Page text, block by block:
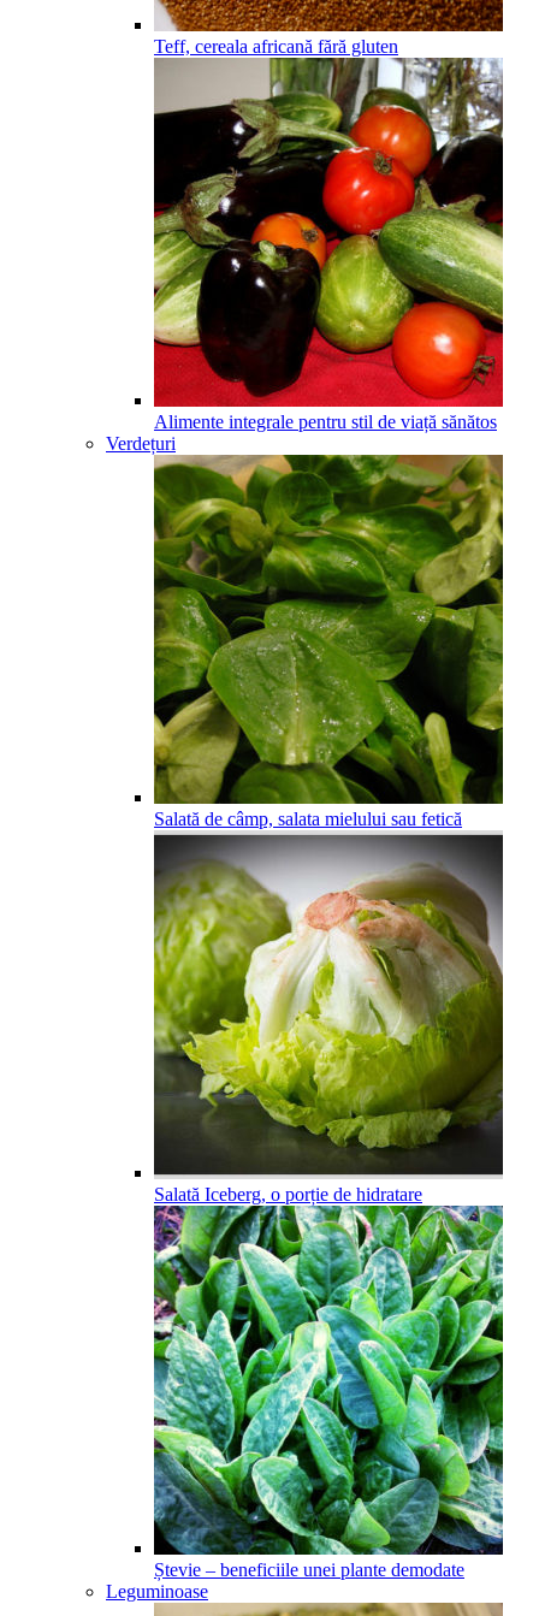
Teff, cereala africană fără gluten
Alimente integrale pentru stil de viață sănătos
Verdețuri
Salată de câmp, salata mielului sau fetică
Salată Iceberg, o porție de hidratare
Ștevie – beneficiile unei plante demodate
Leguminoase